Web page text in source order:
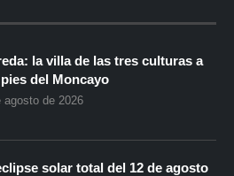
la villa de las tres culturas a
del Moncayo
agosto de 2026
solar total del 12 de agosto